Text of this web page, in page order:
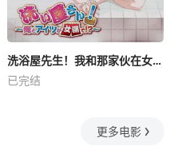
洗浴屋先生！我和那家伙在女浴池！？
已完结
更多电影